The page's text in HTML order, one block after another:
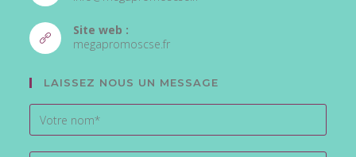
Site web :
megapromoscse.fr
LAISSEZ NOUS UN MESSAGE